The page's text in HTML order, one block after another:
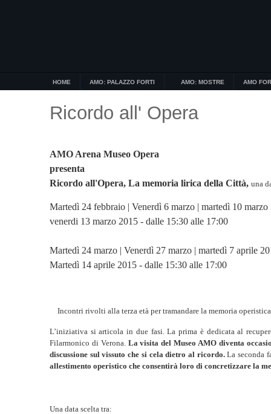
HOME AMO: PALAZZO FORTI AMO: MOSTRE AMO
Ricordo all' Opera
AMO Arena Museo Opera
presenta
Ricordo all'Opera, La memoria lirica della Città, una
Martedì 24 febbraio | Venerdì 6 marzo | martedì 10 marzo
venerdi 13 marzo 2015 - dalle 15:30 alle 17:00
Martedì 24 marzo | Venerdì 27 marzo | martedì 7 aprile
Martedì 14 aprile 2015 - dalle 15:30 alle 17:00
Incontri rivolti alla terza età per tramandare la memoria operistica
L’iniziativa si articola in due fasi. La prima è dedicata al
Filarmonico di Verona. La visita del Museo AMO diventa
discussione sul vissuto che si cela dietro al ricordo.La seconda
allestimento operistico che consentirà loro di concretizzare la
Una data scelta tra: